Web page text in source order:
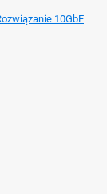
10GbE